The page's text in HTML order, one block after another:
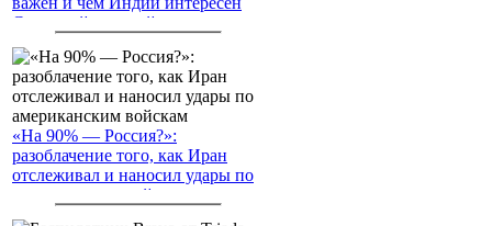
Северный морской путь
«На 90% — Россия?»:
разоблачение того, как Иран
отслеживал и наносил удары по
американским войскам